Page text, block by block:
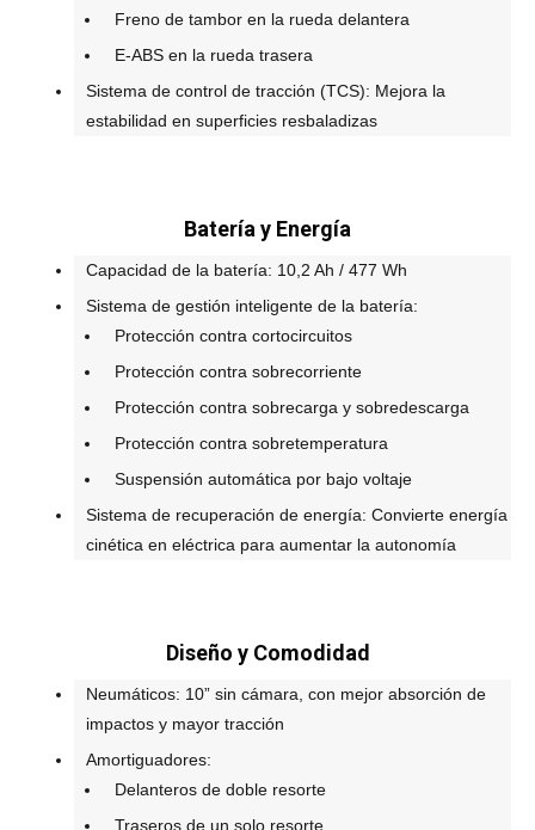
Freno de tambor en la rueda delantera
E-ABS en la rueda trasera
Sistema de control de tracción (TCS): Mejora la
estabilidad en superficies resbaladizas
Batería y Energía
Capacidad de la batería: 10,2 Ah / 477 Wh
Sistema de gestión inteligente de la batería:
Protección contra cortocircuitos
Protección contra sobrecorriente
Protección contra sobrecarga y sobredescarga
Protección contra sobretemperatura
Suspensión automática por bajo voltaje
Sistema de recuperación de energía: Convierte energía
cinética en eléctrica para aumentar la autonomía
Diseño y Comodidad
Neumáticos: 10” sin cámara, con mejor absorción de
impactos y mayor tracción
Amortiguadores:
Delanteros de doble resorte
Traseros de un solo resorte